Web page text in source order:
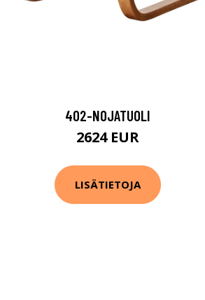
402-NOJATUOLI
2624 EUR
LISÄTIETOJA